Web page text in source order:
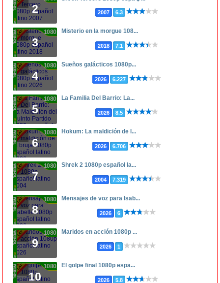
2 2007 6.3
3
1080p Misterio en la morgue 108...
2018 7.1
4
1080p Sueños galácticos 1080p...
2026 6.227
5
1080p La Familia Del Barrio: La...
2026 8.5
6
1080p Hokum: La maldición de l...
2026 6.706
7
1080p Shrek 2 1080p español la...
2004 7.319
8
1080p Mensajes de voz para Isab...
2026 6
9
1080p Maridos en acción 1080p ...
2026 1
10
1080p El golpe final 1080p espa...
2026 5.8